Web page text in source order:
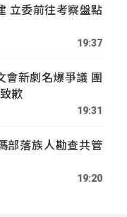
立委前往考察盤點
19:37
會新劇名爆爭議 團
歉
19:31
部落族人勘查共管
19:20